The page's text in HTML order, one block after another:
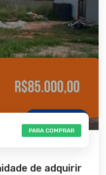
PARA COMPRAR
de adquirir